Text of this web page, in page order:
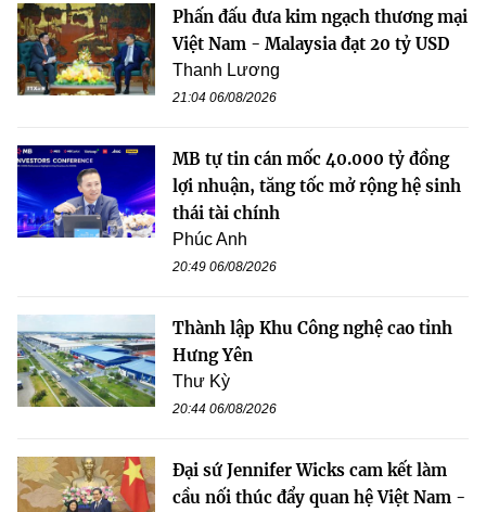
Phấn đấu đưa kim ngạch thương mại
Việt Nam - Malaysia đạt 20 tỷ USD
Thanh Lương
21:04 06/08/2026
MB tự tin cán mốc 40.000 tỷ đồng
lợi nhuận, tăng tốc mở rộng hệ sinh
thái tài chính
Phúc Anh
20:49 06/08/2026
Thành lập Khu Công nghệ cao tỉnh
Hưng Yên
Thư Kỳ
20:44 06/08/2026
Đại sứ Jennifer Wicks cam kết làm
cầu nối thúc đẩy quan hệ Việt Nam -